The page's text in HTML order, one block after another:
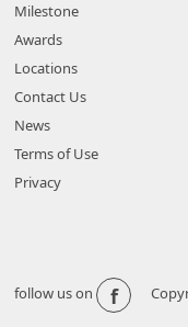
Milestone
Awards
Locations
Contact Us
News
Terms of Use
Privacy
follow us on f